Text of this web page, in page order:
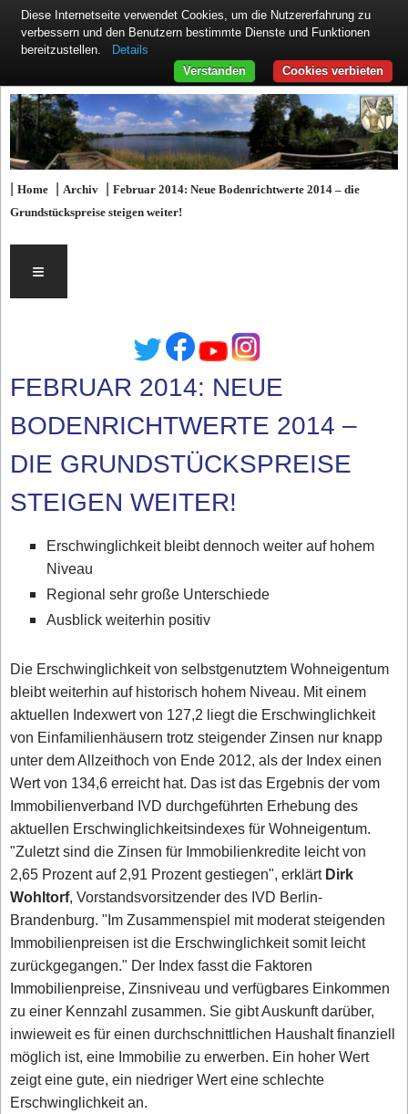
|Home |Archiv |Februar 2014: Neue Bodenrichtwerte 2014 – die
Grundstückspreise steigen weiter!
≡
FEBRUAR 2014: NEUE
BODENRICHTWERTE 2014 –
DIE GRUNDSTÜCKSPREISE
STEIGEN WEITER!
Erschwinglichkeit bleibt dennoch weiter auf hohem
Niveau
Regional sehr große Unterschiede
Ausblick weiterhin positiv
Die Erschwinglichkeit von selbstgenutztem Wohneigentum
bleibt weiterhin auf historisch hohem Niveau. Mit einem
aktuellen Indexwert von 127,2 liegt die Erschwinglichkeit
von Einfamilienhäusern trotz steigender Zinsen nur knapp
unter dem Allzeithoch von Ende 2012, als der Index einen
Wert von 134,6 erreicht hat. Das ist das Ergebnis der vom
Immobilienverband IVD durchgeführten Erhebung des
aktuellen Erschwinglichkeitsindexes für Wohneigentum.
"Zuletzt sind die Zinsen für Immobilienkredite leicht von
2,65 Prozent auf 2,91 Prozent gestiegen", erklärtDirk
Wohltorf, Vorstandsvorsitzender des IVD Berlin-
Brandenburg. "Im Zusammenspiel mit moderat steigenden
Immobilienpreisen ist die Erschwinglichkeit somit leicht
zurückgegangen." Der Index fasst die Faktoren
Immobilienpreise, Zinsniveau und verfügbares Einkommen
zu einer Kennzahl zusammen. Sie gibt Auskunft darüber,
inwieweit es für einen durchschnittlichen Haushalt finanziell
möglich ist, eine Immobilie zu erwerben. Ein hoher Wert
zeigt eine gute, ein niedriger Wert eine schlechte
Erschwinglichkeit an.
Diese Internetseite verwendet Cookies, um die Nutzererfahrung zu
verbessern und den Benutzern bestimmte Dienste und Funktionen
bereitzustellen.
Details
Cookies verbieten
Verstanden